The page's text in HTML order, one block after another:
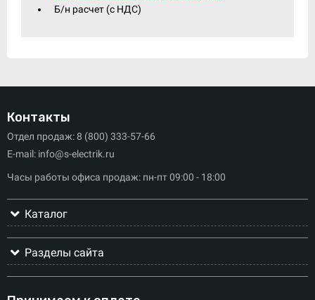
Б/н расчет (c НДС)
Контакты
Отдел продаж: 8 (800) 333-57-66
E-mail: info@s-electrik.ru
Часы работы офиса продаж: пн-пт 09:00 - 18:00
Каталог
Разделы сайта